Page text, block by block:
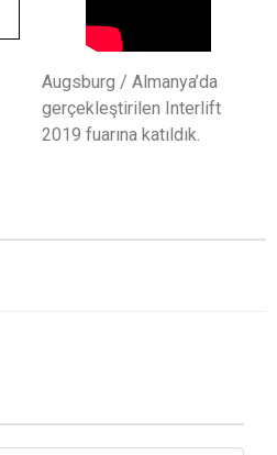
Augsburg / Almanya’da
gerçekleştirilen Interlift
2019 fuarına katıldık.